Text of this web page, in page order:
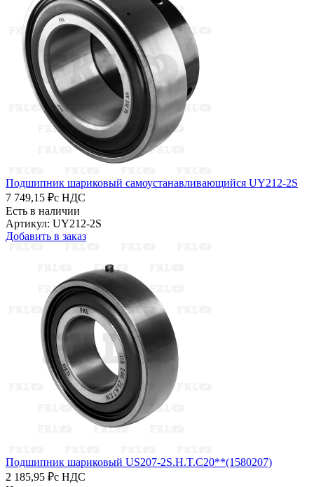
Подшипник шариковый самоустанавливающийся UY212-2S
7 749,15 ₽с НДС
Есть в наличии
Артикул: UY212-2S
Добавить в заказ
Подшипник шариковый US207-2S.H.T.C20**(1580207)
2 185,95 ₽с НДС